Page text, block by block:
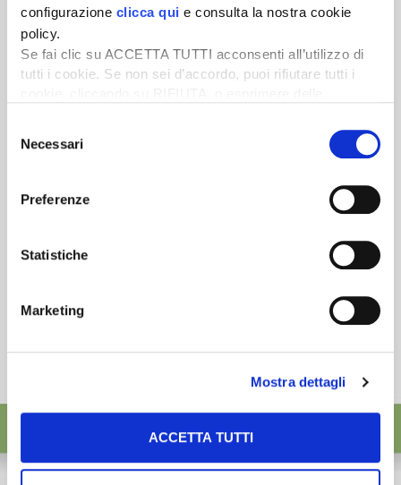
configurazione clicca qui e consulta la nostra cookie
policy.
Se fai clic su ACCETTA TUTTI acconsenti all’utilizzo di
tutti i cookie. Se non sei d’accordo, puoi rifiutare tutti i
desideri accettare e cliccando ACCETTA SELEZIONATI.
delNecessari
Preferenze
Statistiche
Marketing
Mostra dettagli
ACCETTA TUTTI
Newsletter